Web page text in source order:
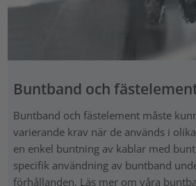
Buntband och
Buntband och fästelement måste
varierande krav när de används i
en enkel buntning av kablar med
specifik användning av buntband
förhållanden. Läs mer om våra